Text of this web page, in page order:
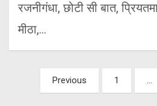
रजनीगंधा, छोटी सी बात,
मीठा,…
pagination
Previous 1 …